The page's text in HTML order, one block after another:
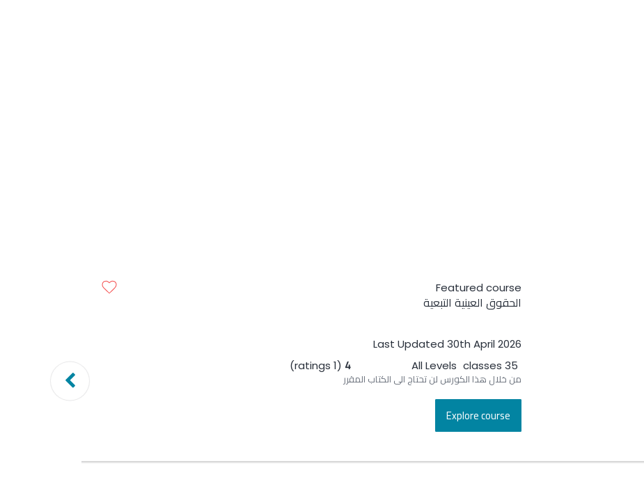
Featured course
الحقوق العينية التبعية
Last Updated 30th April 2026
35 classes
All Levels
4
(1 ratings)
من خلال هذا الكورس لن تحتاج الى الكتاب المقرر
Explore course
All Levels
الكورس المفصل لمادة الحقوق العينية الاصلية للدكتور عمر القاسمي
No Ratings